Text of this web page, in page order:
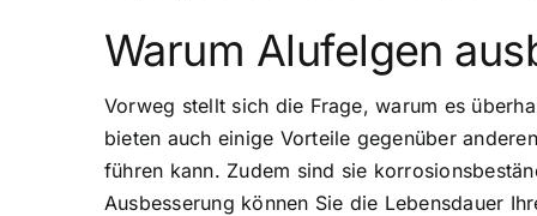
Warum Alufelgen
Vorweg stellt sich die Frage, warum es
bieten auch einige Vorteile gegenüber
führen kann. Zudem sind sie
Ausbesserung können Sie die Lebensdauer